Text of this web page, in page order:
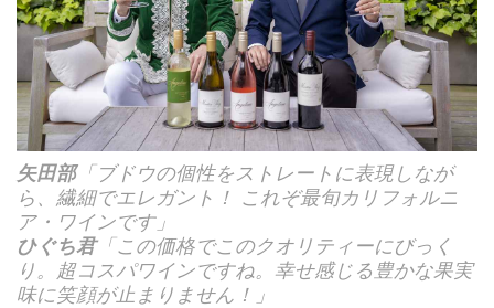
矢田部「ブドウの個性をストレートに表現しなが
ら、繊細でエレガント！ これぞ最旬カリフォルニ
ア・ワインです」
ひぐち君「この価格でこのクオリティーにびっく
り。超コスパワインですね。幸せ感じる豊かな果実
味に笑顔が止まりません！」